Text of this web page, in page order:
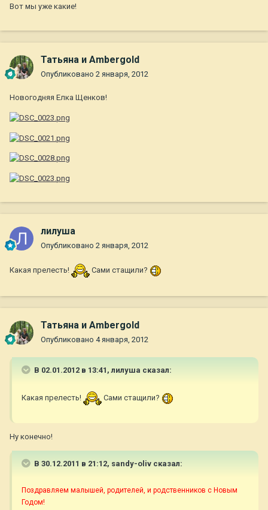
Вот мы уже какие!
Татьяна и Ambergold
Опубликовано 2 января, 2012
Новогодняя Елка Щенков!
лилуша
Опубликовано 2 января, 2012
Какая прелесть! Сами стащили?
Татьяна и Ambergold
Опубликовано 4 января, 2012
В 02.01.2012 в 13:41, лилуша сказал:
Какая прелесть! Сами стащили?
Ну конечно!
В 30.12.2011 в 21:12, sandy-oliv сказал:
Поздравляем малышей, родителей, и родственников с Новым
Годом!